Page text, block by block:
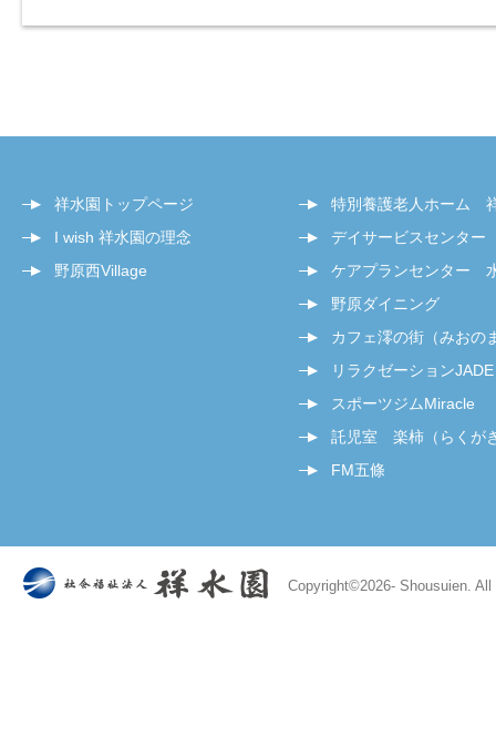
祥水園トップページ
I wish 祥水園の理念
野原西Village
特別養護老人ホーム
デイサービスセンタ
ケアプランセンター
野原ダイニング
カフェ澪の街（みおの
リラクゼーションJADE
スポーツジムMiracle
託児室 楽柿（らくが
FM五條
Copyright©2026- Shousuien.